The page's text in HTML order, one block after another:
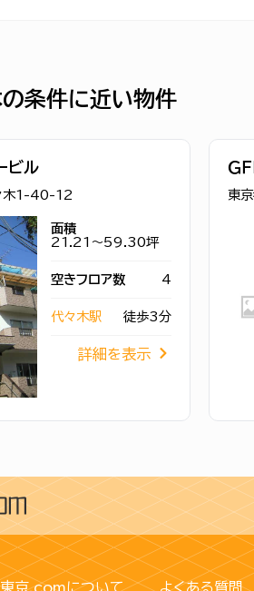
の条件に近い物件
ビル
木1-40-12
面積
21.21～59.30坪
空きフロア数 4
代々木駅 徒歩3分
詳細を表示
Ｇ
東
東京.comについて よくある質問